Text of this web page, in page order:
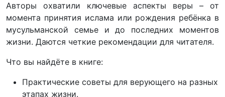
Авторы охватили ключевые аспекты веры – от
момента принятия ислама или рождения ребёнка в
мусульманской семье и до последних моментов
жизни. Даются четкие рекомендации для читателя.
Что вы найдёте в книге:
Практические советы для верующего на разных
этапах жизни.